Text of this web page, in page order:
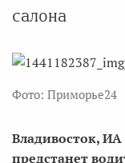
салона
Фото: Приморье24
Владивосток,
предстанет